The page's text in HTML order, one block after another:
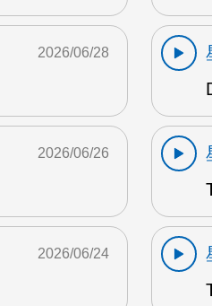
2026/06/28
2026/06/26
2026/06/24